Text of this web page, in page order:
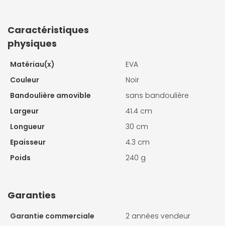
Caractéristiques
physiques
Matériau(x)
EVA
Couleur
Noir
Bandoulière amovible
sans bandoulière
Largeur
41.4 cm
Longueur
30 cm
Epaisseur
4.3 cm
Poids
240 g
Garanties
Garantie commerciale
2 années vendeur